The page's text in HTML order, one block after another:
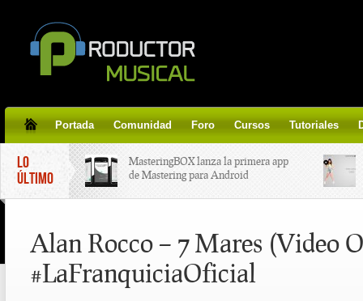
Portada Comunidad Foro Cursos Tutoriales
LO
ÚLTIMO
MasteringBOX lanza la primera app
de Mastering para Android
line gratis!
Korg lanza SDD-3000, el nuevo
Alan Rocco – 7 Mares (Video
#LaFranquiciaOficial